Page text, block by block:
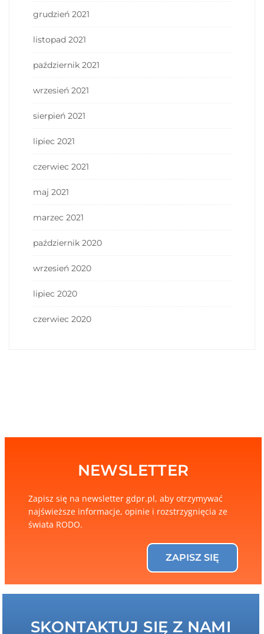
grudzień 2021
listopad 2021
październik 2021
wrzesień 2021
sierpień 2021
lipiec 2021
czerwiec 2021
maj 2021
marzec 2021
październik 2020
wrzesień 2020
lipiec 2020
czerwiec 2020
NEWSLETTER
Zapisz się na newsletter gdpr.pl, aby otrzymywać
najświeższe informacje, opinie i rozstrzygnięcia ze
świata RODO.
ZAPISZ SIĘ
SKONTAKTUJ SIĘ Z NAMI